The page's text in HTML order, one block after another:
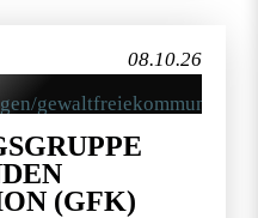
08.10.26
(GFK)